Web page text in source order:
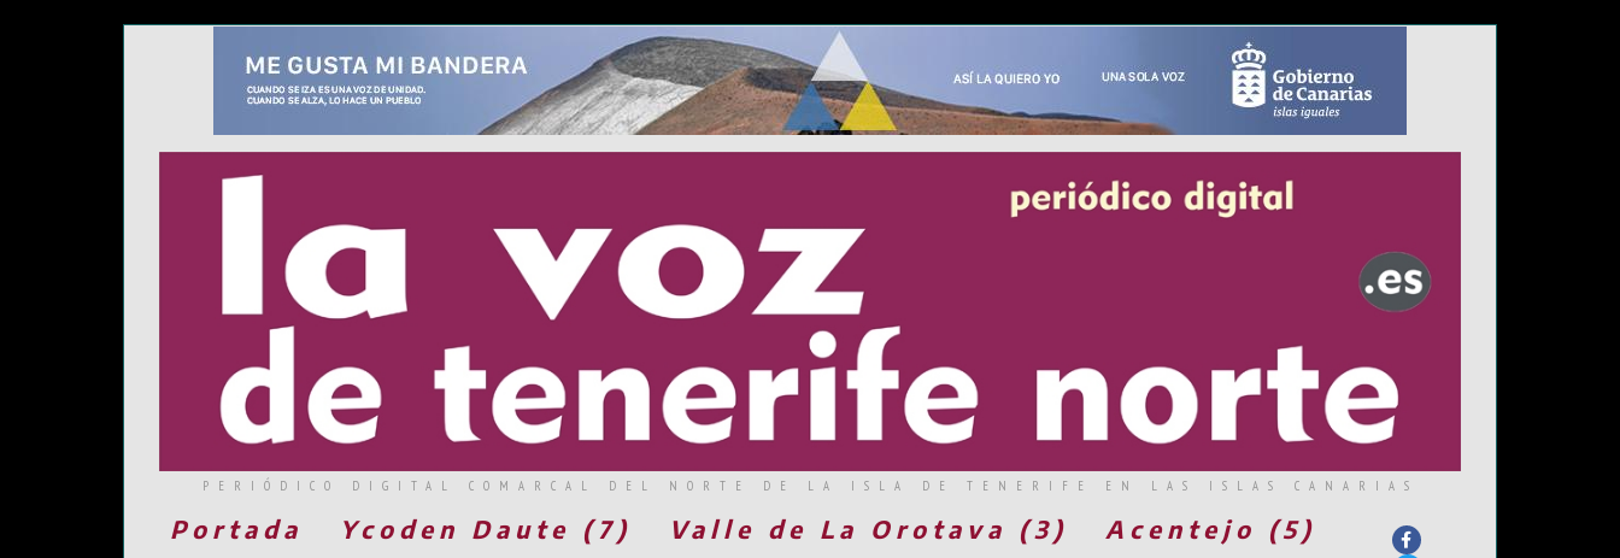
PERIÓDICO DIGITAL COMARCAL DEL NORTE DE LA ISLA DE TENERIFE EN LAS ISLAS CANARIAS
Portada Ycoden Daute (7) Valle de La Orotava (3)
Acentejo (5)